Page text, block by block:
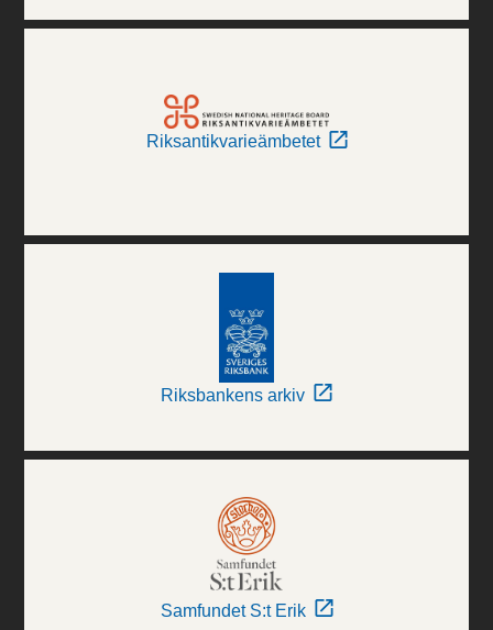
Riksantikvarieämbetet
Riksbankens arkiv
Samfundet S:t Erik